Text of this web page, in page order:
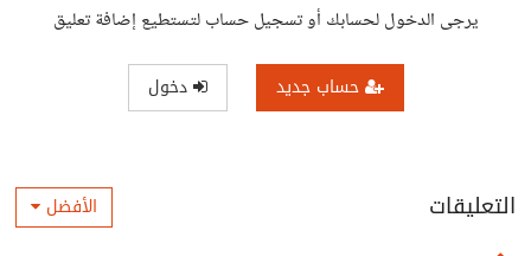
يرجى الدخول لحسابك أو تسجيل حساب لتستطيع إضافة تعليق
حساب جديد دخول
التعليقات الأفضل